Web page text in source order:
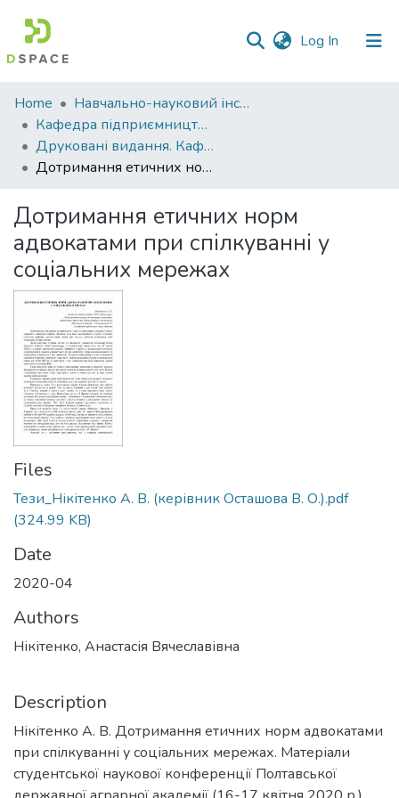
Log In (current)
Communities
&
Collections
All of DSpace
Statistics
Home
Навчально-науковий інститут економіки, управління, права та інформаційних технологій
Кафедра підприємництва і права
Друковані видання. Кафедра підприємництва і права
Дотримання етичних норм адвокатами при спілкуванні у соціальних мережах
Дотримання етичних норм
адвокатами при спілкуванні у
соціальних мережах
Files
Тези_Нікітенко А. В. (керівник Осташова В. О.).pdf
(324.99 KB)
Date
2020-04
Authors
Нікітенко, Анастасія Вячеславівна
Description
Нікітенко А. В. Дотримання етичних норм адвокатами
при спілкуванні у соціальних мережах. Матеріали
студентської наукової конференції Полтавської